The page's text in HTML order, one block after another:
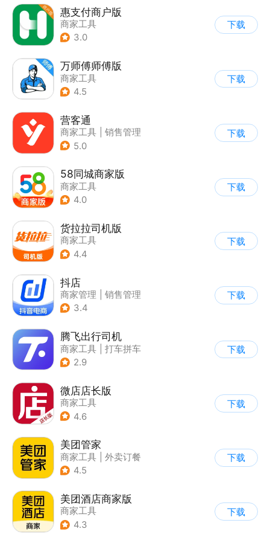
惠支付商户版
商家工具
3.0
下载
万师傅师傅版
商家工具
4.5
下载
营客通
商家工具
销售管理
5.0
下载
58同城商家版
商家工具
4.0
下载
货拉拉司机版
商家工具
4.4
下载
抖店
商家管理
销售管理
3.4
下载
腾飞出行司机
商家工具
打车拼车
2.9
下载
微店店长版
商家工具
4.6
下载
美团管家
商家工具
外卖订餐
4.5
下载
美团酒店商家版
商家工具
4.3
下载